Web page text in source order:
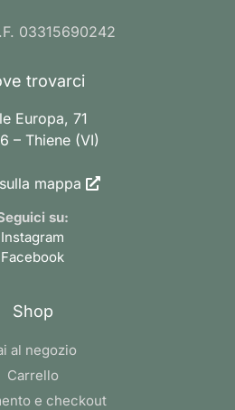
03315690242
trovarci
Europa, 71
– Thiene (VI)
mappa
su:
Instagram
Facebook
Shop
al negozio
Carrello
e checkout